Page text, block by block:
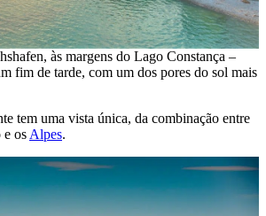
às margens do Lago Constança –
fim de tarde, com um dos pores do sol mais
tem uma vista única, da combinação entre
os Alpes.